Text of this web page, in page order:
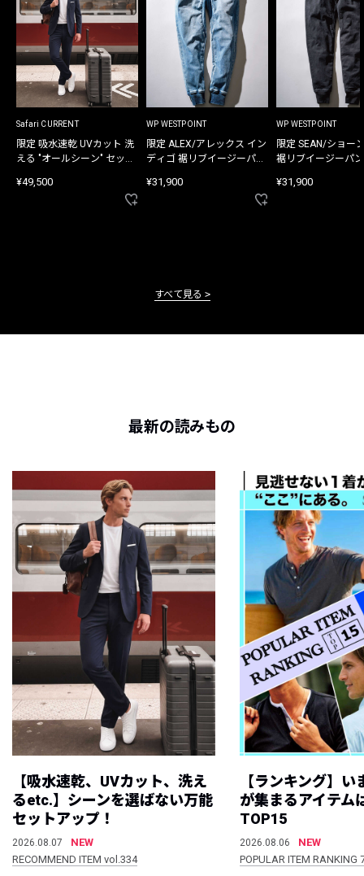
Safari CURRENT
限定 吸水速乾 UVカット 洗
える "オールシーン" セット
¥49,500
WP WESTPOINT
限定 ALEX/アレックス イン
ディゴ 裾リブイージーパン
¥31,900
WP WESTPOINT
限定 SEAN/ショー
裾リブイージーパ
¥31,900
すべて見る
最新の読みもの
【吸水速乾、UVカット、洗え
るetc.】シーンを選ばない万能
セットアップ！
2026.08.07
NEW
RECOMMEND ITEM vol.334
【ランキング】
が集まるアイテム
TOP15
2026.08.06
NEW
POPULAR ITEM